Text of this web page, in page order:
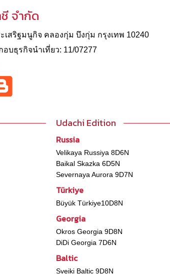
จำกัด
เสริฐมนูกิจ คลองกุ่ม บึงกุ่ม กรุงเทพ 10240
บธุรกิจนําเที่ยว: 11/07277
Udachi Edition
Russia
Velikaya Russiya 8D6N
Baikal Skazka 6D5N
Severnaya Aurora 9D7N
Türkiye
Büyük Türkiye10D8N
Georgia
Okros Georgia 9D8N
DiDi Georgia 7D6N
Baltic
Sveiki Baltic 9D8N